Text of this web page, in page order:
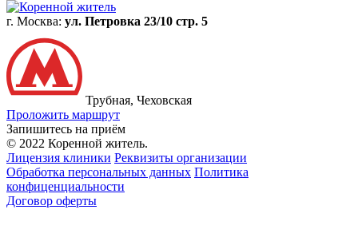
г. Москва: ул. Петровка 23/10 стр. 5
Трубная, Чеховская
Проложить маршрут
Запишитесь на приём
© 2022 Коренной житель.
Лицензия клиники Реквизиты организации
Обработка персональных данных Политика
конфиценциальности
Договор оферты